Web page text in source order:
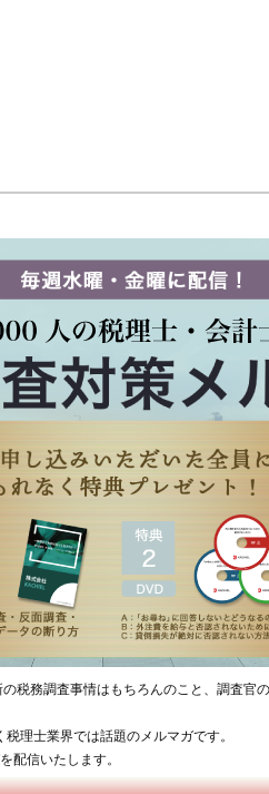
税務調査事情はもちろんのこと、調査官
理士業界では話題のメルマガです。
配信いたします。